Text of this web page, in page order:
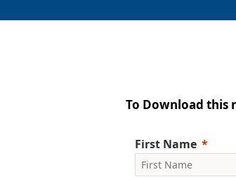
To Download this
First Name